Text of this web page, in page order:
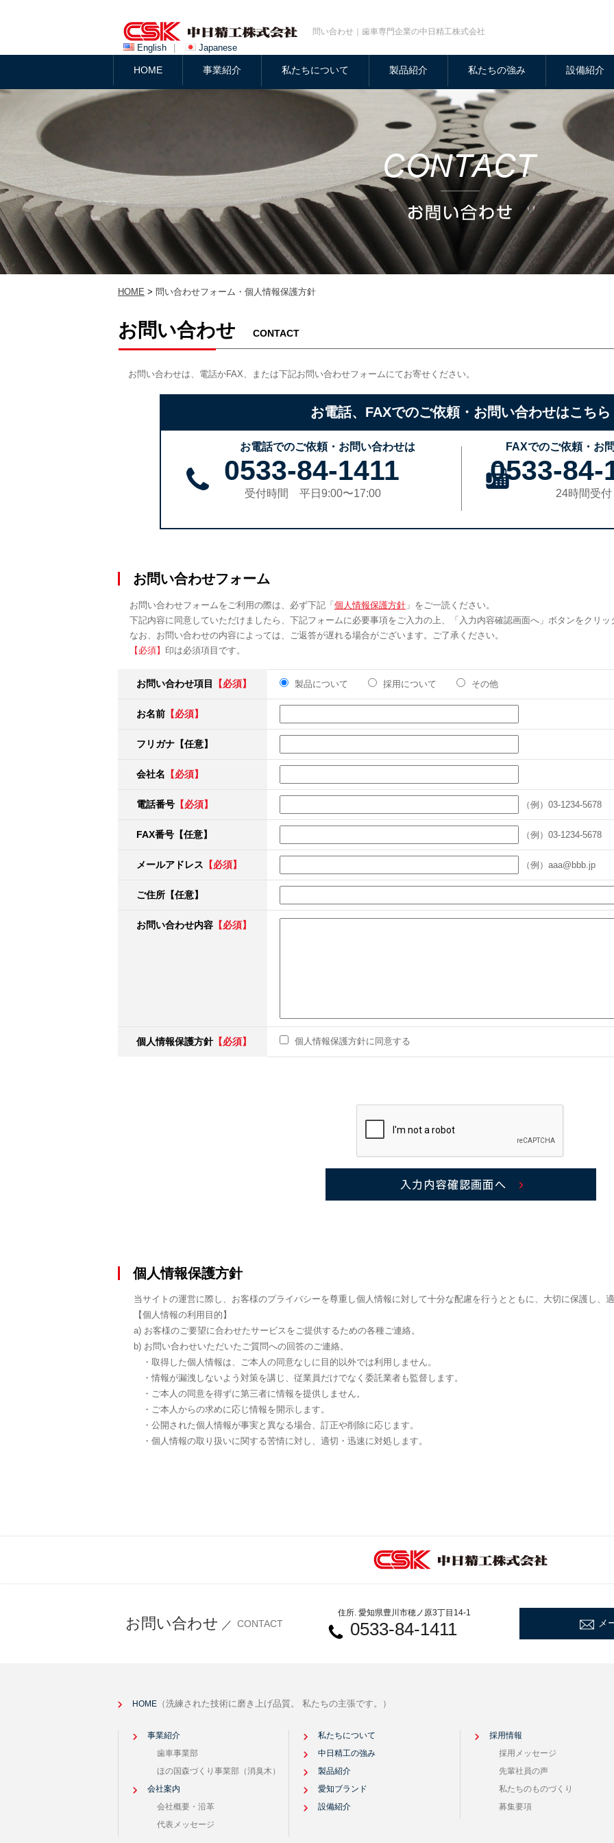
問い合わせ｜歯車専門企業の中日精工株式会社
English Japanese
HOME 事業紹介 私たちについて 製品紹介 私たちの強み 設備紹介
HOME > 問い合わせフォーム・個人情報保護方針
お問い合わせ CONTACT
お問い合わせは、電話かFAX、または下記お問い合わせフォームにてお寄せください。
お電話、FAXでのご依頼・お問い合わせはこちら
お電話でのご依頼・お問い合わせは
0533-84-1411
受付時間 平日9:00〜17:00
FAXでのご依頼・お
0533-84-
24時間受付
お問い合わせフォーム
お問い合わせフォームをご利用の際は、必ず下記「 個人情報保護方針 」をご一読ください。
下記内容に同意していただけましたら、下記フォームに必要事項をご入力の上、「入力内容確認画面へ」ボタンをクリッ
なお、お問い合わせの内容によっては、ご返答が遅れる場合がございます。ご了承ください。
【必須】 印は必須項目です。
お問い合わせ項目 【必須】 製品について 採用について その他
お名前 【必須】
フリガナ【任意】
会社名 【必須】
電話番号 【必須】 （例）03-1234-5678
FAX番号【任意】 （例）03-1234-5678
メールアドレス 【必須】 （例）aaa@bbb.jp
ご住所【任意】
お問い合わせ内容 【必須】
個人情報保護方針【必須】 個人情報保護方針に同意する
個人情報保護方針
当サイトの運営に際し、お客様のプライバシーを尊重し個人情報に対して十分な配慮を行うとともに、大切に保護し、
【個人情報の利用目的】
a) お客様のご要望に合わせたサービスをご提供するための各種ご連絡。
b) お問い合わせいただいたご質問への回答のご連絡。
・取得した個人情報は、ご本人の同意なしに目的以外では利用しません。
・情報が漏洩しないよう対策を講じ、従業員だけでなく委託業者も監督します。
・ご本人の同意を得ずに第三者に情報を提供しません。
・ご本人からの求めに応じ情報を開示します。
・公開された個人情報が事実と異なる場合、訂正や削除に応じます。
・個人情報の取り扱いに関する苦情に対し、適切・迅速に対処します。
お問い合わせ ／ CONTACT
住所. 愛知県豊川市穂ノ原3丁目14-1
0533-84-1411 メ
HOME （洗練された技術に磨き上げ品質。 私たちの主張です。）
事業紹介
歯車事業部
ほの国森づくり事業部（消臭木）
会社案内
会社概要・沿革
代表メッセージ
私たちについて
中日精工の強み
製品紹介
愛知ブランド
設備紹介
採用情報
採用メッセージ
先輩社員の声
私たちのものづくり
募集要項